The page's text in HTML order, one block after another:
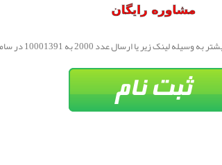
به 10001391 در سامانه جامع پارس گرین ثبت نام نمایید.